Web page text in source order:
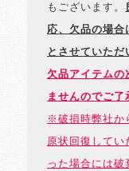
もございます。
応、欠品の場合
とさせていただ
欠品アイテムの
ませんのでご了
※破損時弊社か
原状回復してい
った場合には